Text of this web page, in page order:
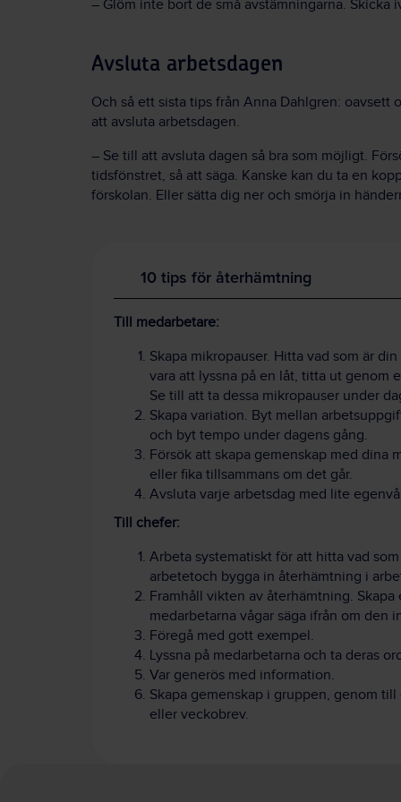
– Glöm inte bort de små avstämningarna. Skicka
Avsluta arbetsdagen
Och så ett sista tips från Anna Dahlgren:
att avsluta arbetsdagen.
– Se till att avsluta dagen så bra som möjligt.
tidsfönstret, så att säga. Kanske kan du ta en
förskolan. Eller sätta dig ner och smörja in
10 tips för återhämtning
Till medarbetare:
Skapa mikropauser. Hitta vad som är
vara att lyssna på en låt, titta ut genom
Se till att ta dessa mikropauser under
Skapa variation. Byt mellan
och byt tempo under dagens gång.
Försök att skapa gemenskap med dina
eller fika tillsammans om det går.
Avsluta varje arbetsdag med lite
Till chefer:
Arbeta systematiskt för att hitta vad som
arbetetoch bygga in återhämtning i
Framhåll vikten av återhämtning. Skapa
medarbetarna vågar säga ifrån om den
Föregå med gott exempel.
Lyssna på medarbetarna och ta deras
Var generös med information.
Skapa gemenskap i gruppen, genom
eller veckobrev.